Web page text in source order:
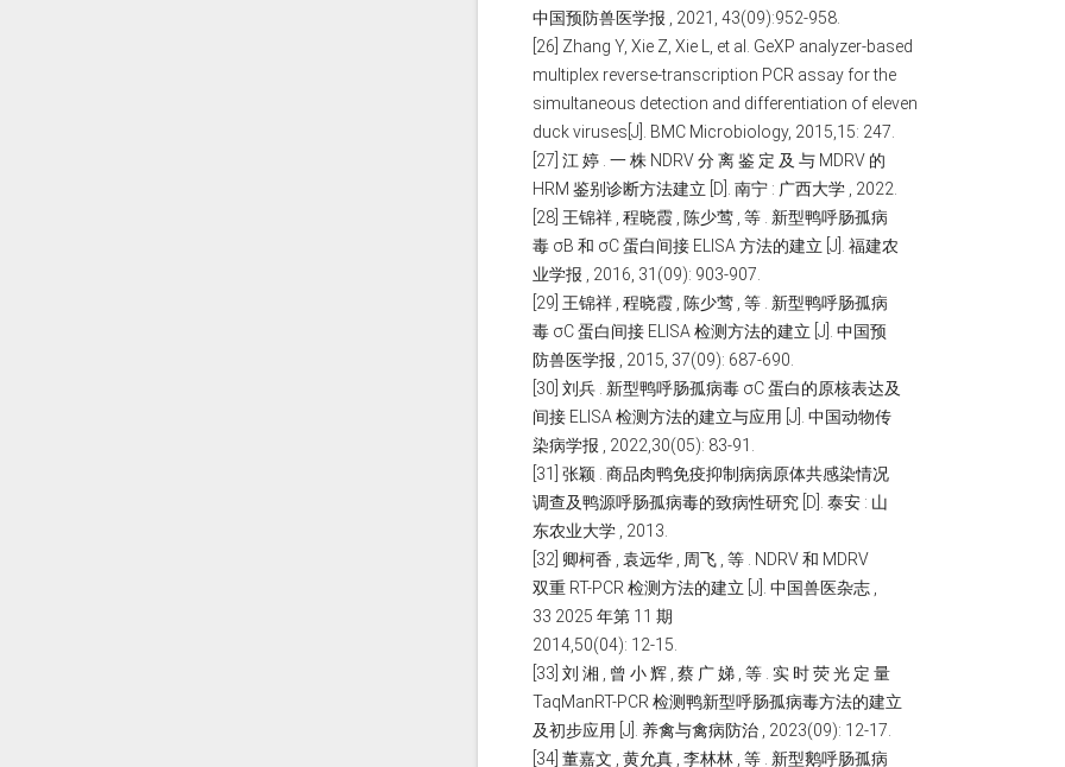
中国预防兽医学报 , 2021, 43(09):952-958.
[26] Zhang Y, Xie Z, Xie L, et al. GeXP analyzer-based
multiplex reverse-transcription PCR assay for the
simultaneous detection and differentiation of eleven
duck viruses[J]. BMC Microbiology, 2015,15: 247.
[27] 江 婷 . 一 株 NDRV 分 离 鉴 定 及 与 MDRV 的
HRM 鉴别诊断方法建立 [D]. 南宁 : 广西大学 , 2022.
[28] 王锦祥 , 程晓霞 , 陈少莺 , 等 . 新型鸭呼肠孤病
毒 σB 和 σC 蛋白间接 ELISA 方法的建立 [J]. 福建农
业学报 , 2016, 31(09): 903-907.
[29] 王锦祥 , 程晓霞 , 陈少莺 , 等 . 新型鸭呼肠孤病
毒 σC 蛋白间接 ELISA 检测方法的建立 [J]. 中国预
防兽医学报 , 2015, 37(09): 687-690.
[30] 刘兵 . 新型鸭呼肠孤病毒 σC 蛋白的原核表达及
间接 ELISA 检测方法的建立与应用 [J]. 中国动物传
染病学报 , 2022,30(05): 83-91.
[31] 张颖 . 商品肉鸭免疫抑制病病原体共感染情况
调查及鸭源呼肠孤病毒的致病性研究 [D]. 泰安 : 山
东农业大学 , 2013.
[32] 卿柯香 , 袁远华 , 周飞 , 等 . NDRV 和 MDRV
双重 RT-PCR 检测方法的建立 [J]. 中国兽医杂志 ,
33 2025 年第 11 期
2014,50(04): 12-15.
[33] 刘 湘 , 曾 小 辉 , 蔡 广 娣 , 等 . 实 时 荧 光 定 量
TaqManRT-PCR 检测鸭新型呼肠孤病毒方法的建立
及初步应用 [J]. 养禽与禽病防治 , 2023(09): 12-17.
[34] 董嘉文 , 黄允真 , 李林林 , 等 . 新型鹅呼肠孤病